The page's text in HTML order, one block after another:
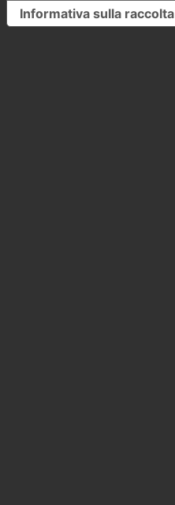
Informativa sulla raccolta